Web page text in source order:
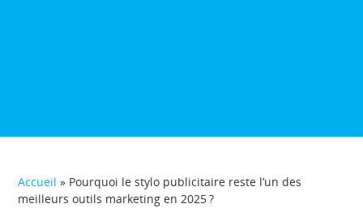
Accueil » Pourquoi le stylo publicitaire reste l’un des
meilleurs outils marketing en 2025 ?